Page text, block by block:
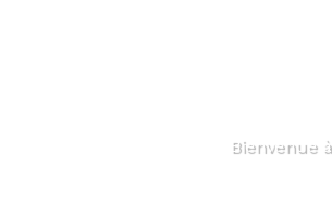
Bienvenue